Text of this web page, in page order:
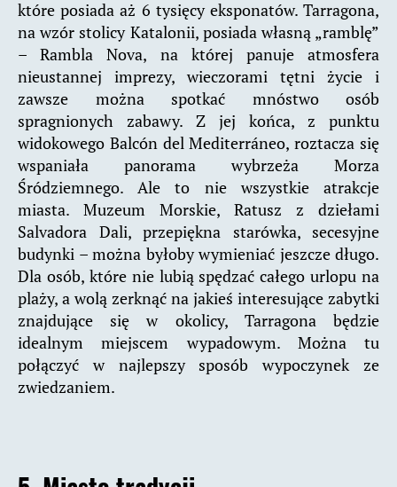
które posiada aż 6 tysięcy eksponatów. Tarragona,
na wzór stolicy Katalonii, posiada własną „ramblę”
– Rambla Nova, na której panuje atmosfera
nieustannej imprezy, wieczorami tętni życie i
zawsze można spotkać mnóstwo osób
spragnionych zabawy. Z jej końca, z punktu
widokowego Balcón del Mediterráneo, roztacza się
wspaniała panorama wybrzeża Morza
Śródziemnego. Ale to nie wszystkie atrakcje
miasta. Muzeum Morskie, Ratusz z dziełami
Salvadora Dali, przepiękna starówka, secesyjne
budynki – można byłoby wymieniać jeszcze długo.
Dla osób, które nie lubią spędzać całego urlopu na
plaży, a wolą zerknąć na jakieś interesujące zabytki
znajdujące się w okolicy, Tarragona będzie
idealnym miejscem wypadowym. Można tu
połączyć w najlepszy sposób wypoczynek ze
zwiedzaniem.